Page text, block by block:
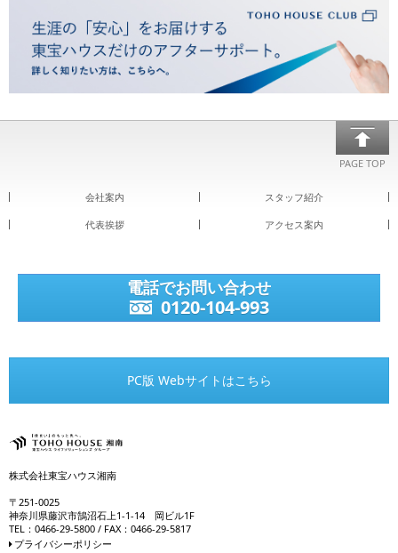
PAGE TOP
会社案内 スタッフ紹介
代表挨拶 アクセス案内
電話でお問い合わせ
0120-104-993
PC版 Webサイトはこちら
株式会社東宝ハウス湘南
〒251-0025
神奈川県藤沢市鵠沼石上1-1-14 岡ビル1F
TEL：0466-29-5800 / FAX：0466-29-5817
プライバシーポリシー